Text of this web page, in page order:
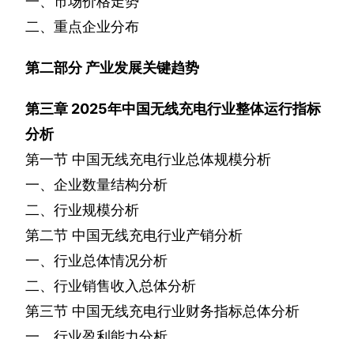
二、重点企业分布
第二部分 产业发展关键趋势
第三章 2025年中国无线充电行业整体运行指标
分析
第一节 中国无线充电行业总体规模分析
一、企业数量结构分析
二、行业规模分析
第二节 中国无线充电行业产销分析
一、行业总体情况分析
二、行业销售收入总体分析
第三节 中国无线充电行业财务指标总体分析